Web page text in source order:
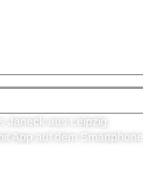
Janeck aus Leipzig
App auf dem Smartphone